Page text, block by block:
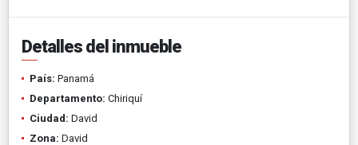
Detalles del inmueble
País: Panamá
Departamento: Chiriquí
Ciudad: David
Zona: David